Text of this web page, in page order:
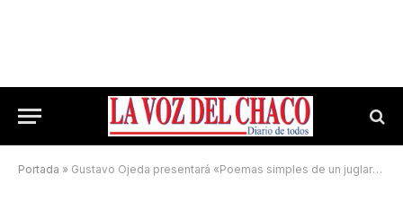
Portada » Gustavo Ojeda presentará «Poemas simples de un juglar» en el Museo de Medios